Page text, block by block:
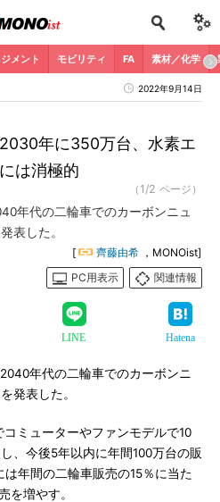
メント モビリティ FA 素材／化学
2022年9月14日
年に350万台、水素エ
は消極的
（1/2 ページ）
年代の二輪車でのカーボンニュ
表した。
[ 齊藤由希 ，MONOist]
PC用表示
関連情報
LINE Hatena
年代の二輪車でのカーボンニ
発表した。
ミューターやファンモデルで10
、今後5年以内に年間100万台の販
年間の二輪車販売の15％に当た
を増やす。